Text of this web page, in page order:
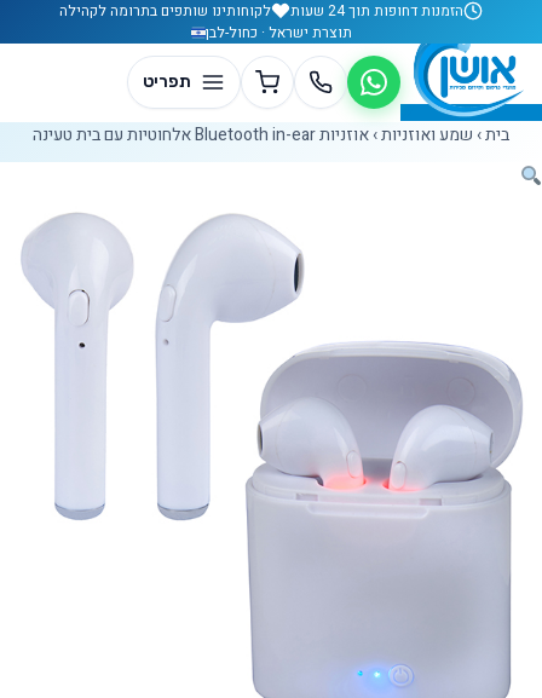
דלג לתוכןהזמנות דחופות תוך 24 שעות
לקוחותינו שותפים בתרומה לקהילה
תוצרת ישראל · כחול-לבן
בית› שמע ואוזניות›אוזניות Bluetooth in-ear אלחוטיות עם בית טעינה